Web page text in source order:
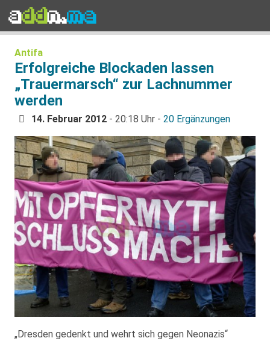
Antifa
Erfolgreiche Blockaden lassen
„Trauermarsch“ zur Lachnummer
werden
14. Februar 2012 - 20:18 Uhr - 20 Ergänzungen
„Dresden gedenkt und wehrt sich gegen Neonazis“